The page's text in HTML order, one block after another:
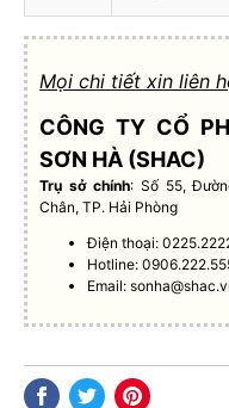
Mọi chi tiết xin liên
CÔNG TY CỔ
SƠN HÀ (SHAC)
Trụ sở chính: Số 55,
Chân, TP. Hải Phòng
Điện thoại:
Hotline:
Email: